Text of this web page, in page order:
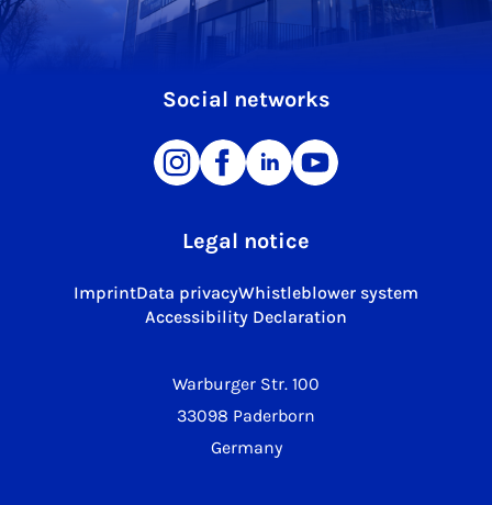
Warburger Str. 100
33098 Paderborn
Germany
Social networks
Legal notice
ImprintData privacyWhistleblower system
Accessibility Declaration